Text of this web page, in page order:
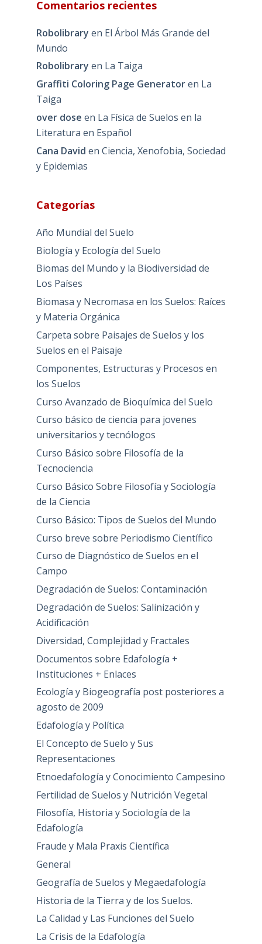
Comentarios recientes
Robolibrary en El Árbol Más Grande del
Mundo
Robolibrary en La Taiga
Graffiti Coloring Page Generatoren La
Taiga
over dose en La Física de Suelos en la
Literatura en Español
Cana David en Ciencia, Xenofobia, Sociedad
y Epidemias
Categorías
Año Mundial del Suelo
Biología y Ecología del Suelo
Biomas del Mundo y la Biodiversidad de
Los Países
Biomasa y Necromasa en los Suelos: Raíces
y Materia Orgánica
Carpeta sobre Paisajes de Suelos y los
Suelos en el Paisaje
Componentes, Estructuras y Procesos en
los Suelos
Curso Avanzado de Bioquímica del Suelo
Curso básico de ciencia para jovenes
universitarios y tecnólogos
Curso Básico sobre Filosofía de la
Tecnociencia
Curso Básico Sobre Filosofía y Sociología
de la Ciencia
Curso Básico: Tipos de Suelos del Mundo
Curso breve sobre Periodismo Científico
Curso de Diagnóstico de Suelos en el
Campo
Degradación de Suelos: Contaminación
Degradación de Suelos: Salinización y
Acidificación
Diversidad, Complejidad y Fractales
Documentos sobre Edafología +
Instituciones + Enlaces
Ecología y Biogeografía post posteriores a
agosto de 2009
Edafología y Política
El Concepto de Suelo y Sus
Representaciones
Etnoedafología y Conocimiento Campesino
Fertilidad de Suelos y Nutrición Vegetal
Filosofía, Historia y Sociología de la
Edafología
Fraude y Mala Praxis Científica
General
Geografía de Suelos y Megaedafología
Historia de la Tierra y de los Suelos.
La Calidad y Las Funciones del Suelo
La Crisis de la Edafología